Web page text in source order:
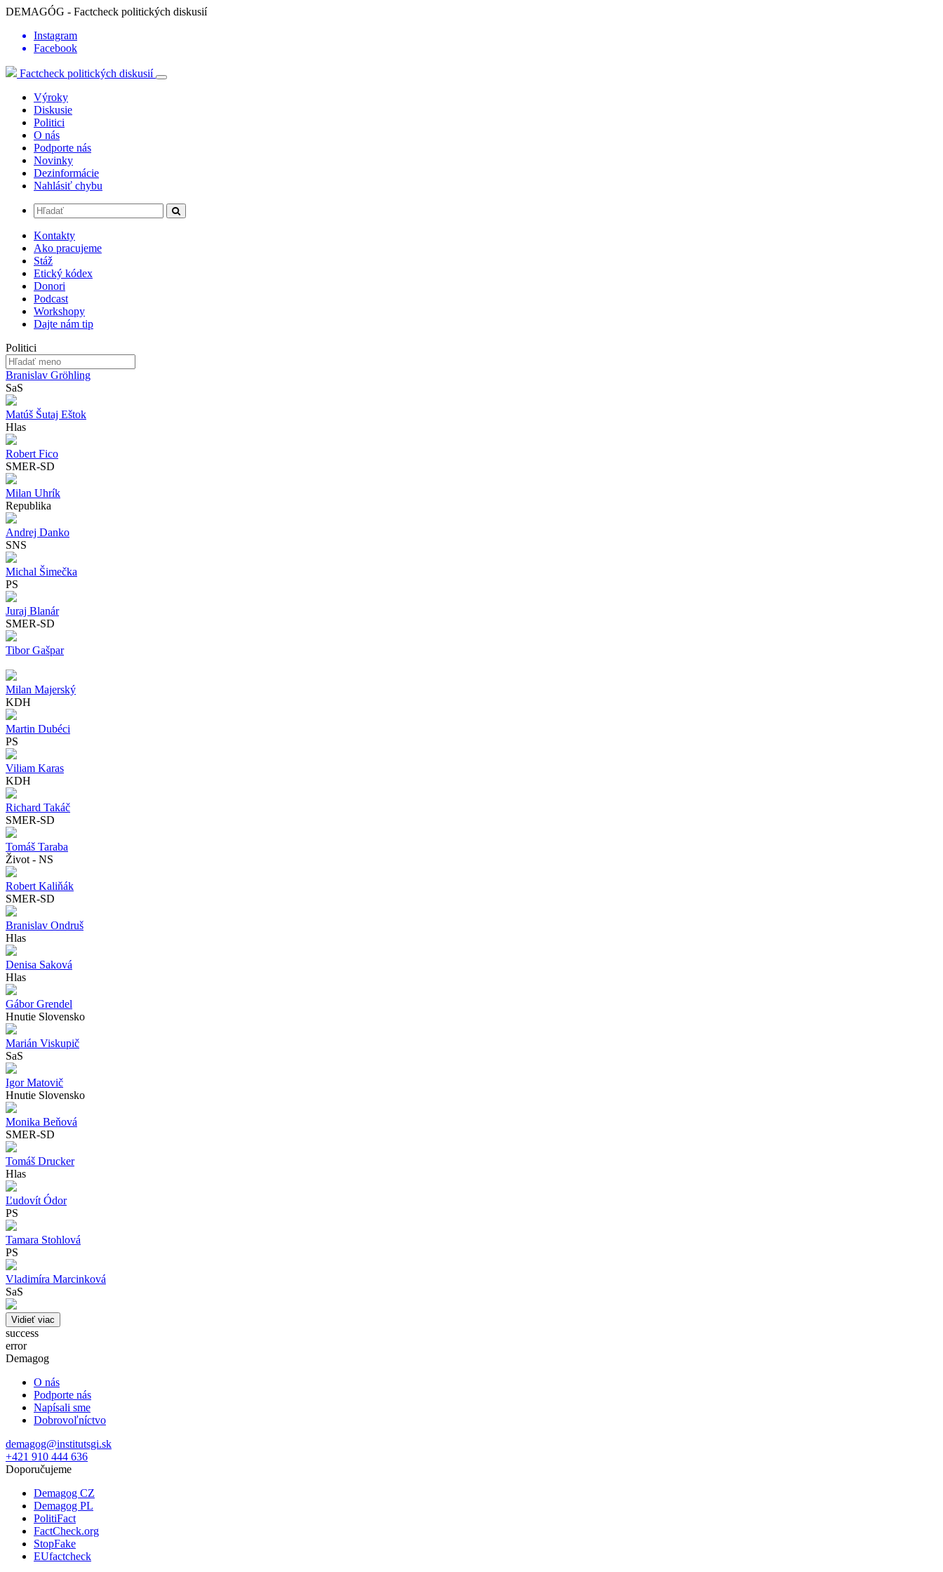
DEMAGÓG - Factcheck politických diskusií
Instagram
Facebook
Factcheck politických diskusií
Výroky
Diskusie
Politici
O nás
Podporte nás
Novinky
Dezinformácie
Nahlásiť chybu
Kontakty
Ako pracujeme
Stáž
Etický kódex
Donori
Podcast
Workshopy
Dajte nám tip
Politici
Branislav Gröhling
SaS
Matúš Šutaj Eštok
Hlas
Robert Fico
SMER-SD
Milan Uhrík
Republika
Andrej Danko
SNS
Michal Šimečka
PS
Juraj Blanár
SMER-SD
Tibor Gašpar
Milan Majerský
KDH
Martin Dubéci
PS
Viliam Karas
KDH
Richard Takáč
SMER-SD
Tomáš Taraba
Život - NS
Robert Kaliňák
SMER-SD
Branislav Ondruš
Hlas
Denisa Saková
Hlas
Gábor Grendel
Hnutie Slovensko
Marián Viskupič
SaS
Igor Matovič
Hnutie Slovensko
Monika Beňová
SMER-SD
Tomáš Drucker
Hlas
Ľudovít Ódor
PS
Tamara Stohlová
PS
Vladimíra Marcinková
SaS
Vidieť viac
success
error
Demagog
O nás
Podporte nás
Napísali sme
Dobrovoľníctvo
demagog@institutsgi.sk
+421 910 444 636
Doporučujeme
Demagog CZ
Demagog PL
PolitiFact
FactCheck.org
StopFake
EUfactcheck